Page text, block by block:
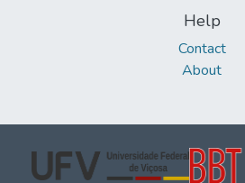
Help
Contact
About